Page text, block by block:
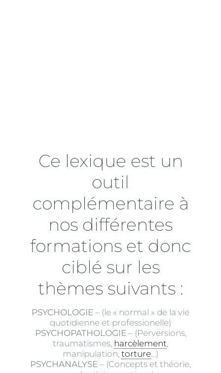
Ce lexique est un
outil
complémentaire à
nos différentes
formations et donc
ciblé sur les
thèmes suivants :
PSYCHOLOGIE – (le « normal » de la vie
quotidienne et professionelle)
PSYCHOPATHOLOGIE– (Perversions,
traumatismes, harcèlement,
manipulation, torture…)
PSYCHANALYSE – (Concepts et théorie,